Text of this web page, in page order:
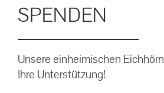
SPENDEN
Unsere einheimischen
Ihre Unterstützung!